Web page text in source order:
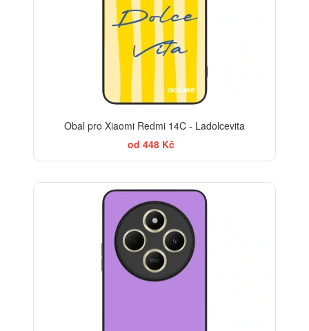
Obal pro Xiaomi Redmi 14C - Ladolcevita
od 448 Kč